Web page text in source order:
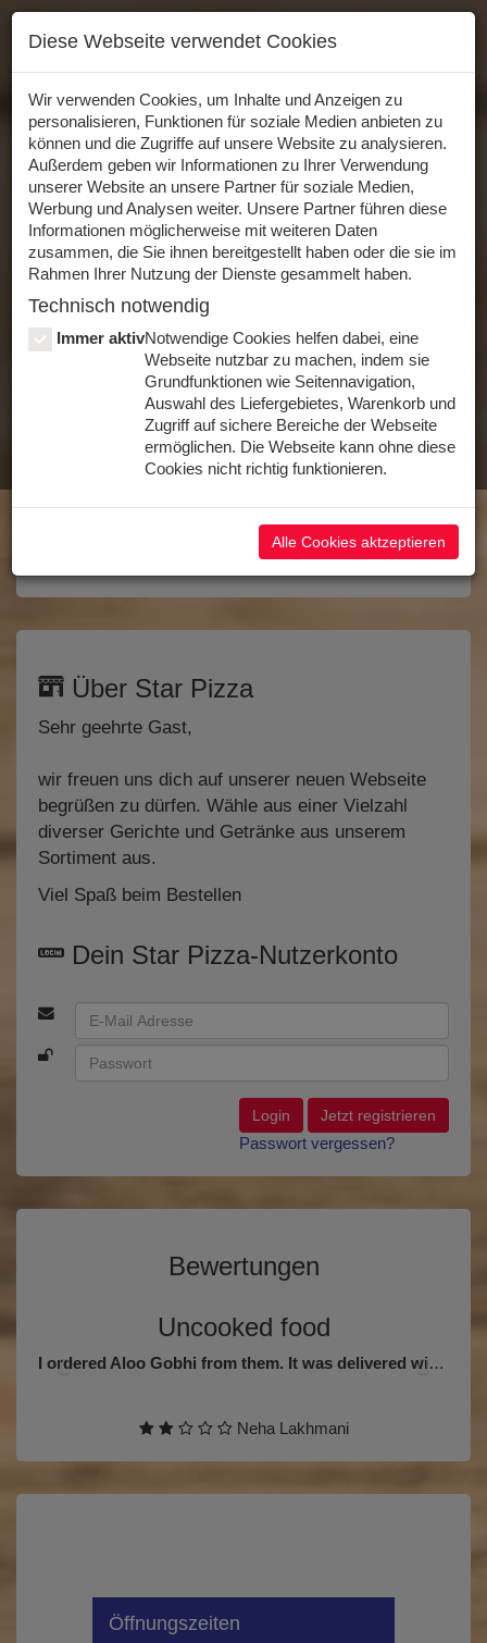
Wir haben aktuell geschlossen
- Du kannst aber
vorbestellen
Lieferung
07.08.2026, 18:00Uhr
(bitte Liefergebiet auswählen)
Login Registrieren
Toggle
0
Diese Webseite verwendet Cookies
Wir verwenden Cookies, um Inhalte und Anzeigen zu
personalisieren, Funktionen für soziale Medien anbieten zu
können und die Zugriffe auf unsere Website zu analysieren.
Außerdem geben wir Informationen zu Ihrer Verwendung
unserer Website an unsere Partner für soziale Medien,
Werbung und Analysen weiter. Unsere Partner führen diese
Informationen möglicherweise mit weiteren Daten
zusammen, die Sie ihnen bereitgestellt haben oder die sie im
Rahmen Ihrer Nutzung der Dienste gesammelt haben.
Technisch notwendig
Immer aktivNotwendige Cookies helfen dabei, eine
Webseite nutzbar zu machen, indem sie
Grundfunktionen wie Seitennavigation,
Auswahl des Liefergebietes, Warenkorb und
Zugriff auf sichere Bereiche der Webseite
ermöglichen. Die Webseite kann ohne diese
Cookies nicht richtig funktionieren.
Alle Cookies aktzeptieren
JETZT ONLINE BESTELLEN
Über Star Pizza
Sehr geehrte Gast,
wir freuen uns dich auf unserer neuen Webseite
begrüßen zu dürfen. Wähle aus einer Vielzahl
diverser Gerichte und Getränke aus unserem
Sortiment aus.
Viel Spaß beim Bestellen
Dein Star Pizza-Nutzerkonto
Login
Jetzt registrieren
Passwort vergessen?
Bewertungen
Uncooked food
I ordered Aloo Gobhi from them. It was delivered within 30 minutes but the cauliflower was absolutely undercooked and also some of the potatoes pieces.
Neha Lakhmani
Öffnungszeiten